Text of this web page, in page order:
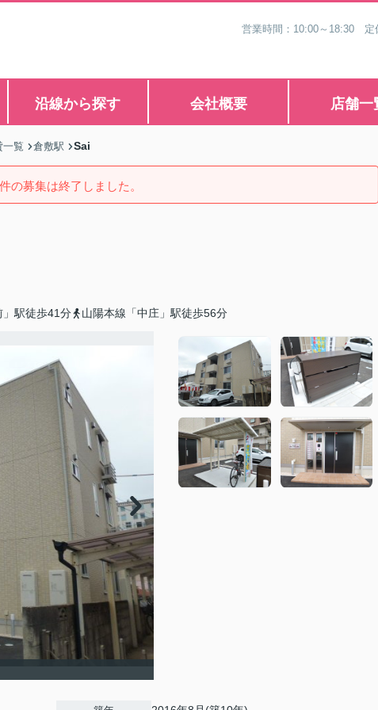
営業時間：10:00～18:30
沿線から探す 会社概要 店舗一
一覧 倉敷駅 Sai
の募集は終了しました。
駅徒歩41分 山陽本線「中庄」駅徒歩56分